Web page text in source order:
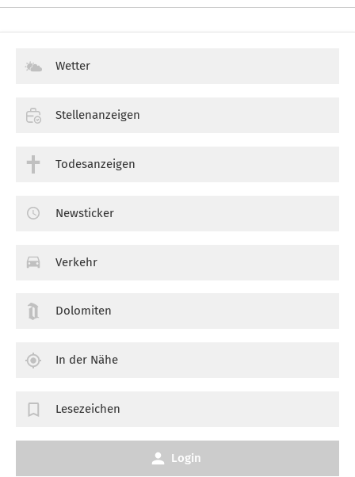
Wetter
Stellenanzeigen
Todesanzeigen
Newsticker
Verkehr
Dolomiten
In der Nähe
Lesezeichen
Login